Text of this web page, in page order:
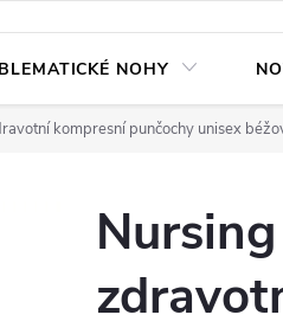
NOHY
kompresní punčochy unisex